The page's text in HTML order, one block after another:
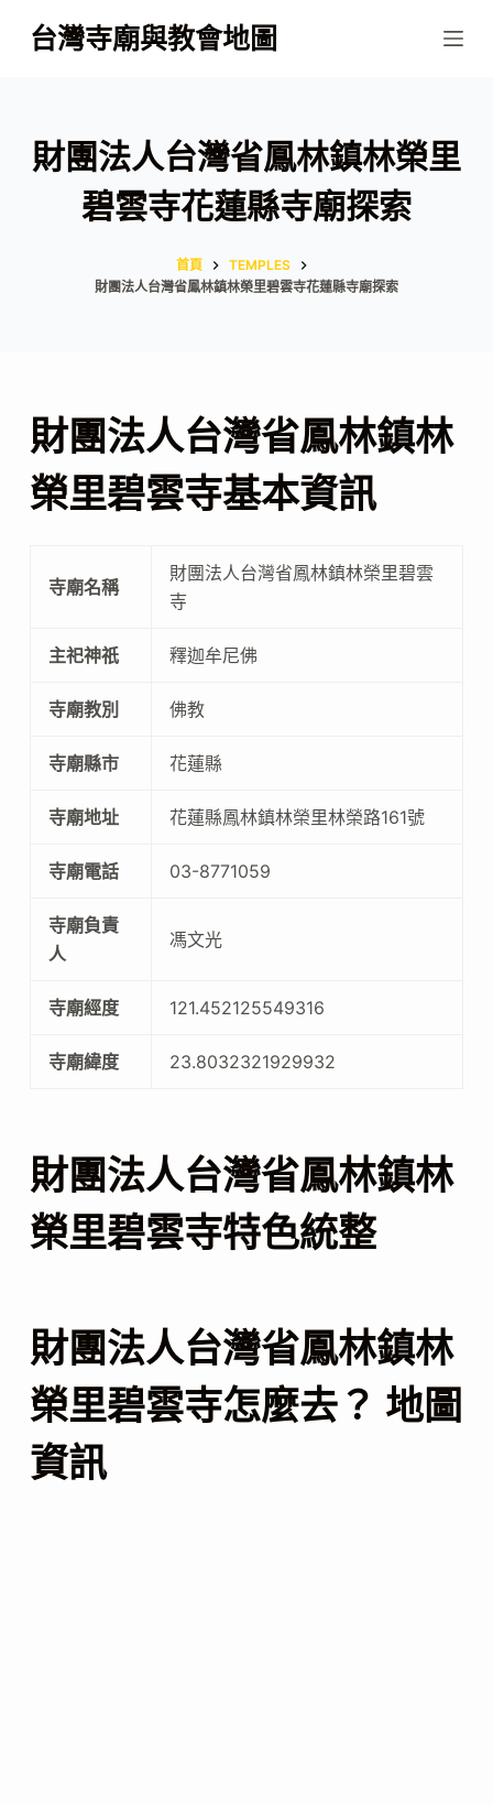
跳
至
內
容
台灣寺廟與教會地圖
財團法人台灣省鳳林鎮林榮里
碧雲寺花蓮縣寺廟探索
首頁
TEMPLES
財團法人台灣省鳳林鎮林榮里碧雲寺花蓮縣寺廟探索
財團法人台灣省鳳林鎮林
榮里碧雲寺基本資訊
寺廟名稱
財團法人台灣省鳳林鎮林榮里碧雲
寺
主祀神祇 釋迦牟尼佛
寺廟教別 佛教
寺廟縣市 花蓮縣
寺廟地址 花蓮縣鳳林鎮林榮里林榮路161號
寺廟電話 03-8771059
寺廟負責
人
馮文光
寺廟經度 121.452125549316
寺廟緯度 23.8032321929932
財團法人台灣省鳳林鎮林
榮里碧雲寺特色統整
財團法人台灣省鳳林鎮林
榮里碧雲寺怎麼去？ 地圖
資訊